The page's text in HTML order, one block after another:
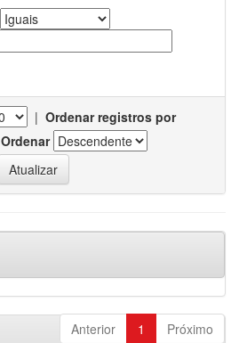
| Ordenar registros por
Ordenar
Anterior 1 Próximo